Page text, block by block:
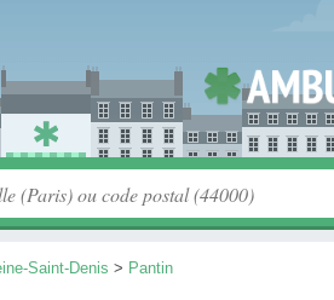
Saint-Denis > Pantin